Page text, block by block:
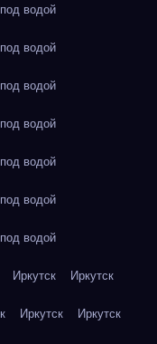
водой
водой
водой
водой
водой
водой
водой
Иркутск Иркутск
Иркутск Иркутск